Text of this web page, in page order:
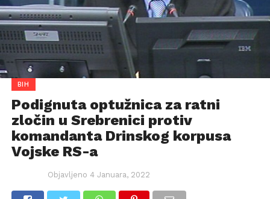
BIH
Podignuta optužnica za ratni
zločin u Srebrenici protiv
komandanta Drinskog korpusa
Vojske RS-a
Objavljeno 4 Januara, 2022